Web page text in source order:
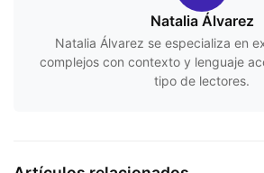
Natalia Álvarez
Natalia Álvarez se especializa en
complejos con contexto y lenguaje
tipo de lectores.